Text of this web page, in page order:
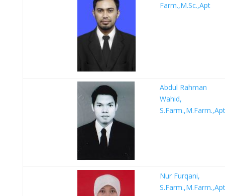
Farm.,M.Sc.,Apt
Abdul Rahman
Wahid,
S.Farm.,M.Farm.,Apt
Nur Furqani,
S.Farm.,M.Farm.,Apt